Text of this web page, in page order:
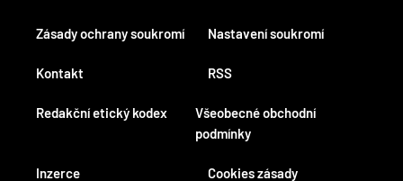
Kontakt
Redakční etický kodex
Inzerce
RSS
Všeobecné obchodní
podmínky
Cookies zásady
Zásady ochrany soukromí Nastavení soukromí